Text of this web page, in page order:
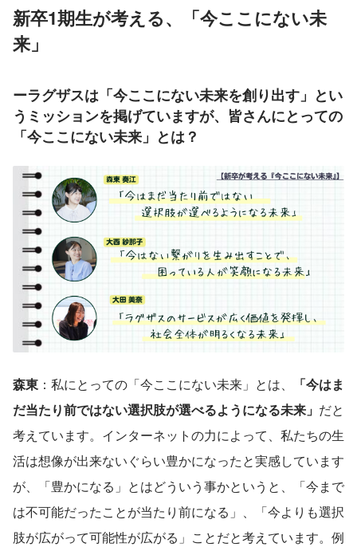
新卒1期生が考える、「今ここにない未
来」
ーラグザスは「今ここにない未来を創り出す」とい
うミッションを掲げていますが、皆さんにとっての
「今ここにない未来」とは？
森東 ：私にとっての「今ここにない未来」とは、
「今はま
だ当たり前ではない選択肢が選べるようになる未来」 だと
考えています。インターネットの力によって、私たちの生
活は想像が出来ないぐらい豊かになったと実感しています
が、「豊かになる」とはどういう事かというと、「今まで
は不可能だったことが当たり前になる」、「今よりも選択
肢が広がって可能性が広がる」ことだと考えています。例